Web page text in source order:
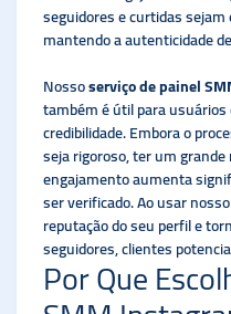
seguidores e curtidas
mantendo a autenticidade
Nossoserviço de painel
também é útil para
credibilidade. Embora o
seja rigoroso, ter um
engajamento aumenta
ser verificado. Ao usar
reputação do seu perfil e
seguidores, clientes
Por Que